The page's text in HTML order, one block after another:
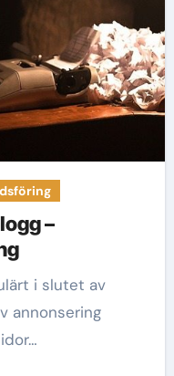
–
annonsering